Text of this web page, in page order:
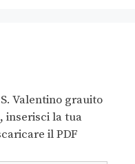
Valentino grauito
inserisci la tua
il PDF